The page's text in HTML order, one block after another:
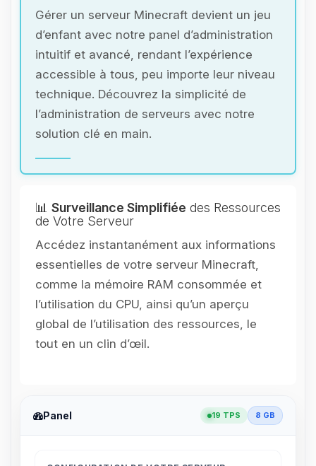
Gérer un serveur Minecraft devient un jeu
d’enfant avec notre panel d’administration
intuitif et avancé, rendant l’expérience
accessible à tous, peu importe leur niveau
technique. Découvrez la simplicité de
l’administration de serveurs avec notre
solution clé en main.
📊 Surveillance Simplifiée des Ressources
de Votre Serveur
Accédez instantanément aux informations
essentielles de votre serveur Minecraft,
comme la mémoire RAM consommée et
l’utilisation du CPU, ainsi qu’un aperçu
global de l’utilisation des ressources, le
tout en un clin d’œil.
Panel 19 TPS 8 GB